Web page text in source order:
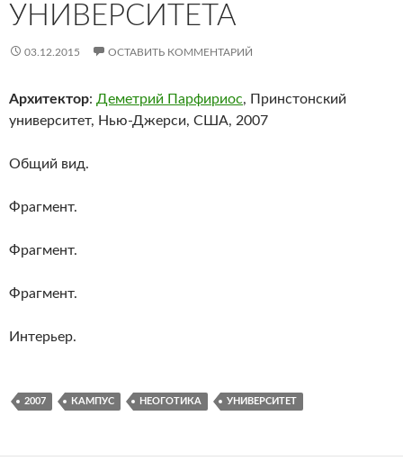
УНИВЕРСИТЕТА
03.12.2015 ОСТАВИТЬ КОММЕНТАРИЙ
Архитектор: Деметрий Парфириос, Принстонский
университет, Нью-Джерси, США, 2007
Общий вид.
Фрагмент.
Фрагмент.
Фрагмент.
Интерьер.
2007 КАМПУС НЕОГОТИКА УНИВЕРСИТЕТ